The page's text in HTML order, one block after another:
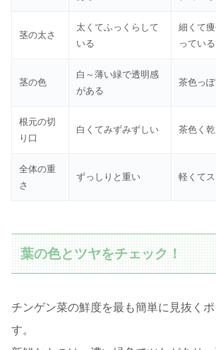
茎の太さ
太くてふっくらして
いる
細くて
っている
茎の色
白～薄い緑で透明感
がある
茶色っ
根元の切
り口
白くてみずみずしい 茶色く
全体の重
さ
ずっしりと重い 軽くて
葉の色とツヤをチェック！
チンゲン菜の鮮度を最も簡単に見抜く
す。